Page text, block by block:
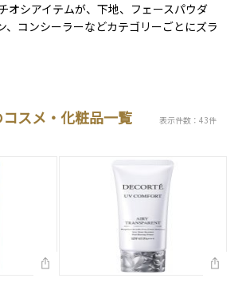
オシアイテムが、下地、フェースパウダ
、コンシーラーなどカテゴリーごとにズラ
コスメ・化粧品一覧 表示件数：43件